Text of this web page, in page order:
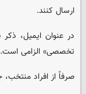
ارسال کنند.
در عنوان ایمیل،
تخصصی» الزامی است.
صرفاً از افراد